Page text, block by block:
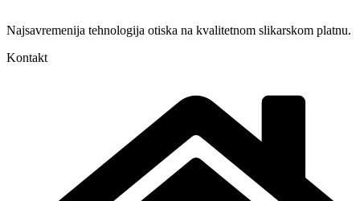
Najsavremenija tehnologija otiska na kvalitetnom slikarskom platnu.
Kontakt